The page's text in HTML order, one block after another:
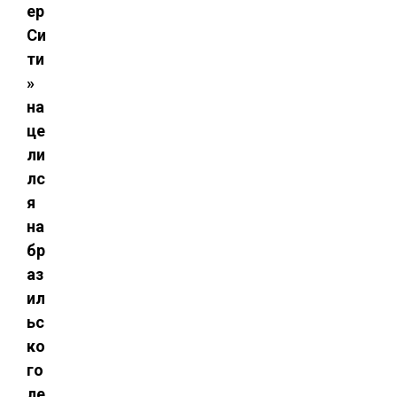
ер
Си
ти
»
на
це
ли
лс
я
на
бр
аз
ил
ьс
ко
го